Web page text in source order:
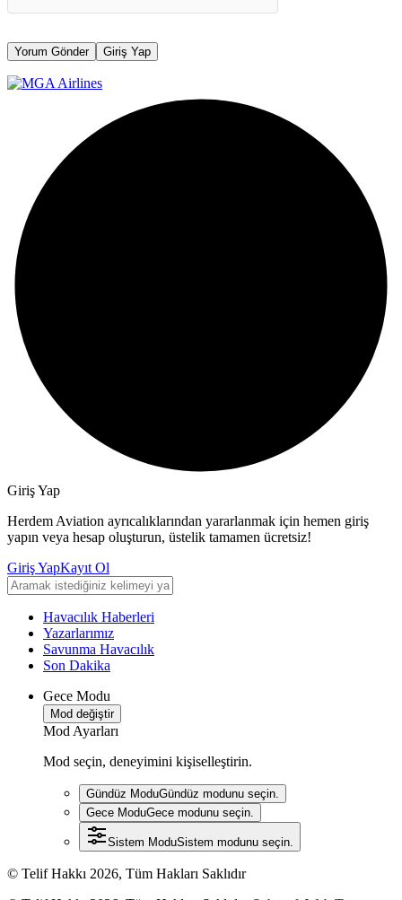
Yorum Gönder Giriş Yap
Giriş Yap
Herdem Aviation ayrıcalıklarından yararlanmak için hemen giriş
yapın veya hesap oluşturun, üstelik tamamen ücretsiz!
Giriş YapKayıt Ol
Havacılık Haberleri
Yazarlarımız
Savunma Havacılık
Son Dakika
Gece Modu
Mod değiştir
Mod Ayarları
Mod seçin, deneyimini kişiselleştirin.
Gündüz ModuGündüz modunu seçin.
Gece ModuGece modunu seçin.
Sistem ModuSistem modunu seçin.
© Telif Hakkı 2026, Tüm Hakları Saklıdır